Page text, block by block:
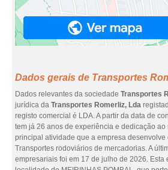
Dados gerais de Transportes
Dados relevantes da sociedade Transportes
jurídica da Transportes Romerliz, Lda
registo comercial é LDA. A partir da data de
tem já 26 anos de experiência e dedicação ao
principal atividade que a empresa
Transportes rodoviários de mercadorias. A
empresariais foi em 17 de julho de 2026. Esta